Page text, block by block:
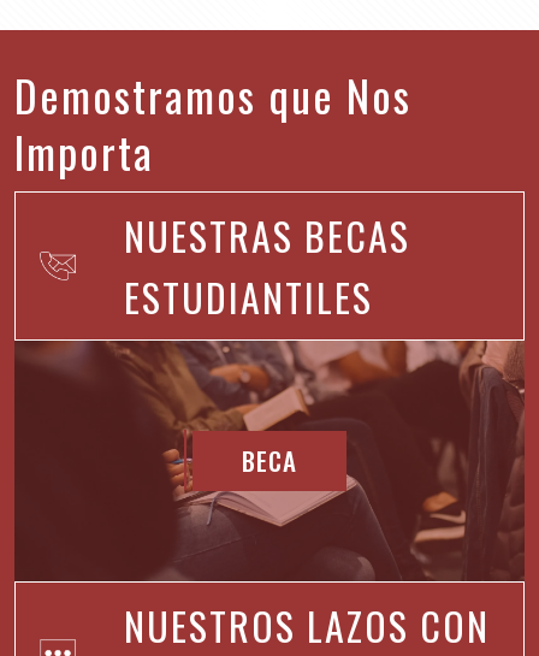
Demostramos que Nos
Importa
BECA
NUESTRAS BECAS
ESTUDIANTILES
NUESTROS LAZOS CON